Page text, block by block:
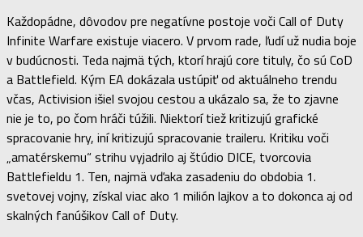
Každopádne, dôvodov pre negatívne postoje voči Call of Duty
Infinite Warfare existuje viacero. V prvom rade, ľudí už nudia boje
v budúcnosti. Teda najmä tých, ktorí hrajú core tituly, čo sú CoD
a Battlefield. Kým EA dokázala ustúpiť od aktuálneho trendu
včas, Activision išiel svojou cestou a ukázalo sa, že to zjavne
nie je to, po čom hráči túžili. Niektorí tiež kritizujú grafické
spracovanie hry, iní kritizujú spracovanie traileru. Kritiku voči
„amatérskemu“ strihu vyjadrilo aj štúdio DICE, tvorcovia
Battlefieldu 1. Ten, najmä vďaka zasadeniu do obdobia 1.
svetovej vojny, získal viac ako 1 milión lajkov a to dokonca aj od
skalných fanúšikov Call of Duty.